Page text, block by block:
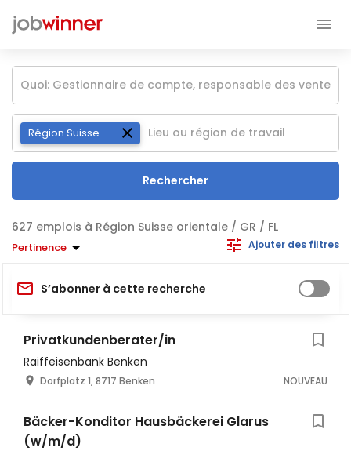
Région Suisse orientale / GR / FL
Rechercher
emplois à Région Suisse orientale / GR / FL
Pertinence Ajouter des filtres
S’abonner à cette recherche
Privatkundenberater/in
Raiffeisenbank Benken
Dorfplatz 1, 8717 Benken NOUVEAU
Bäcker-Konditor Hausbäckerei Glarus
(w/m/d)